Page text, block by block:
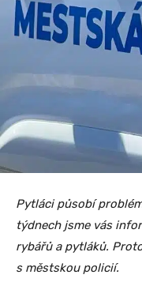
Pytláci působí
týdnech jsme vás
rybářů a pytláků.
s městskou policií.